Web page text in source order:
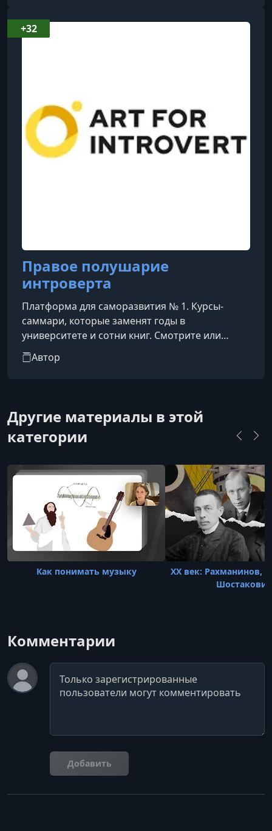
между событиями и их последствиями.
Благодаря своему опыту выступлений с
Правое полушарие
интроверта
Платформа для саморазвития № 1. Курсы-
саммари, которые заменят годы в
университете и сотни книг. Смотрите или
слушайте фоном. Времени на чтение и
саморазвитие постоянно не хватает. Мы
минутные лекции, чтобы вы узнавали новое о
себе и мире, не жертвуя свободным временем.
Автор
+32
Другие материалы в этой
категории
Как понимать музыку
XX век: Рахманинов,
Шостакович
Комментарии
Комментарий
Добавить